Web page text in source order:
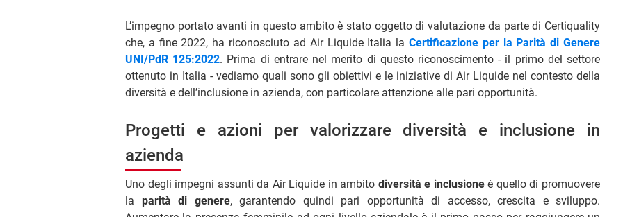
L’impegno portato avanti in questo ambito è stato oggetto di valutazione da parte di Certiquality
che, a fine 2022, ha riconosciuto ad Air Liquide Italia la Certificazione per la Parità di Genere
UNI/PdR 125:2022. Prima di entrare nel merito di questo riconoscimento - il primo del settore
ottenuto in Italia - vediamo quali sono gli obiettivi e le iniziative di Air Liquide nel contesto della
diversità e dell’inclusione in azienda, con particolare attenzione alle pari opportunità.
Progetti e azioni per valorizzare diversità e inclusione in
azienda
Uno degli impegni assunti da Air Liquide in ambito diversità e inclusioneè quello di promuovere
la parità di genere, garantendo quindi pari opportunità di accesso, crescita e sviluppo.